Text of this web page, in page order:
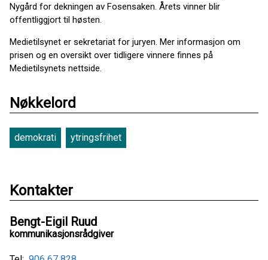
Nygård for dekningen av Fosensaken. Årets vinner blir
offentliggjort til høsten.
Medietilsynet er sekretariat for juryen. Mer informasjon om
prisen og en oversikt over tidligere vinnere finnes på
Medietilsynets nettside.
Nøkkelord
demokrati ytringsfrihet
Kontakter
Bengt-Eigil Ruud
kommunikasjonsrådgiver